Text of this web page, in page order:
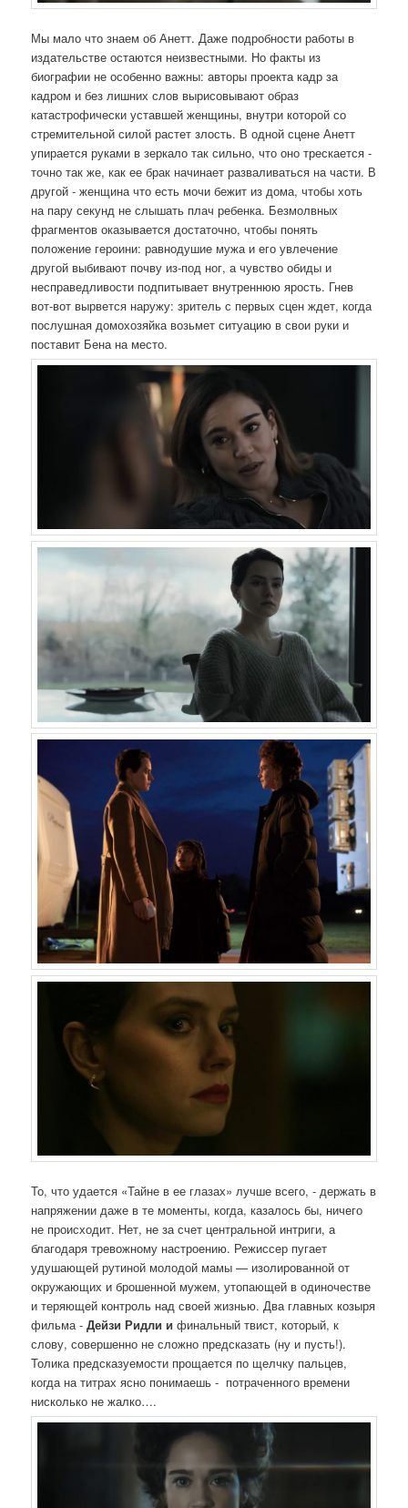
Мы мало что знаем об Анетт. Даже подробности работы в
издательстве остаются неизвестными. Но факты из
биографии не особенно важны: авторы проекта кадр за
кадром и без лишних слов вырисовывают образ
катастрофически уставшей женщины, внутри которой со
стремительной силой растет злость. В одной сцене Анетт
упирается руками в зеркало так сильно, что оно трескается -
точно так же, как ее брак начинает разваливаться на части. В
другой - женщина что есть мочи бежит из дома, чтобы хоть
на пару секунд не слышать плач ребенка. Безмолвных
фрагментов оказывается достаточно, чтобы понять
положение героини: равнодушие мужа и его увлечение
другой выбивают почву из-под ног, а чувство обиды и
несправедливости подпитывает внутреннюю ярость. Гнев
вот-вот вырвется наружу: зритель с первых сцен ждет, когда
послушная домохозяйка возьмет ситуацию в свои руки и
поставит Бена на место.
То, что удается «Тайне в ее глазах» лучше всего, - держать в
напряжении даже в те моменты, когда, казалось бы, ничего
не происходит. Нет, не за счет центральной интриги, а
благодаря тревожному настроению. Режиссер пугает
удушающей рутиной молодой мамы — изолированной от
окружающих и брошенной мужем, утопающей в одиночестве
и теряющей контроль над своей жизнью. Два главных козыря
фильма -Дейзи Ридли и финальный твист, который, к
слову, совершенно не сложно предсказать (ну и пусть!).
Толика предсказуемости прощается по щелчку пальцев,
когда на титрах ясно понимаешь - потраченного времени
нисколько не жалко….